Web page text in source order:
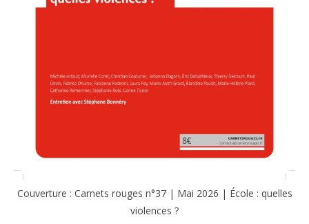
Couverture : Carnets rouges n°37 | Mai 2026 | École : quelles
violences ?